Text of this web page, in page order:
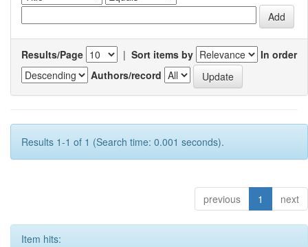
Results/Page | Sort items by
In order
Authors/record
Results 1-1 of 1 (Search time: 0.001 seconds).
previous 1 next
Item hits: